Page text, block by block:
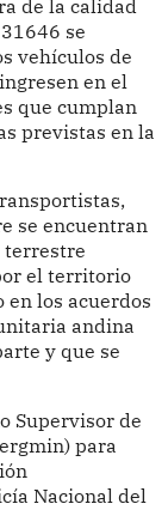
de la calidad
se
vehículos de
en el
que cumplan
previstas en la
se encuentran
terrestre
el territorio
los acuerdos
andina
y que se
Supervisor de
para
Nacional del